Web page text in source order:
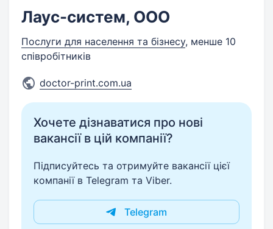
Лаус-систем, ООО
Послуги для населення та бізнесу, менше 10
співробітників
doctor-print.com.ua
Хочете дізнаватися про нові
вакансії в цій компанії?
Підписуйтесь та отримуйте вакансії цієї
компанії в Telegram та Viber.
Telegram